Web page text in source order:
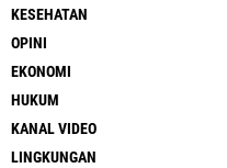
KESEHATAN
OPINI
EKONOMI
HUKUM
KANAL VIDEO
LINGKUNGAN